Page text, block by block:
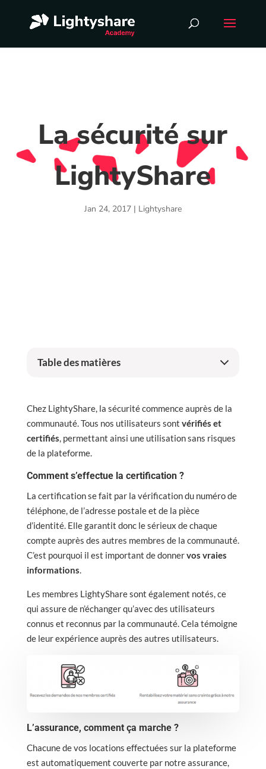
La sécurité sur
LightyShare
Jan 24, 2017| Lightyshare
Table des matières
Chez LightyShare, la sécurité commence auprès de la
communauté. Tous nos utilisateurs sont vérifiés et
certifiés, permettant ainsi une utilisation sans risques
de la plateforme.
Comment s’effectue la certification ?
La certification se fait par la vérification du numéro de
téléphone, de l’adresse postale et de la pièce
d’identité. Elle garantit donc le sérieux de chaque
compte auprès des autres membres de la communauté.
C’est pourquoi il est important de donnervos vraies
informations.
Les membres LightyShare sont également notés, ce
qui assure de n’échanger qu’avec des utilisateurs
connus et reconnus par la communauté. Cela témoigne
de leur expérience auprès des autres utilisateurs.
L’assurance, comment ça marche ?
Chacune de vos locations effectuées sur la plateforme
est automatiquement couverte par notre assurance,